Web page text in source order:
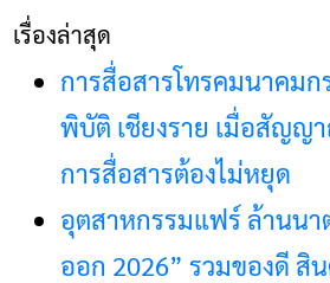
เรื่องล่าสุด
การสื่อสารโทรคมนาคม
พิบัติ เชียงราย เมื่อสัญญ
การสื่อสารต้องไม่หยุด
อุตสาหกรรมแฟร์ ล้านนา
ออก 2026” รวมของดี สิ